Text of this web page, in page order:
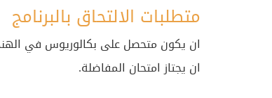
متطلبات الالتحاق بالبرنامج
ان يكون متحصل على بكالوريوس في
ان يجتاز امتحان المفاضلة.